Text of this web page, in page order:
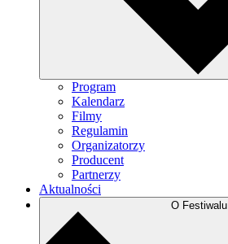
Program
Kalendarz
Filmy
Regulamin
Organizatorzy
Producent
Partnerzy
Aktualności
O Festiwalu